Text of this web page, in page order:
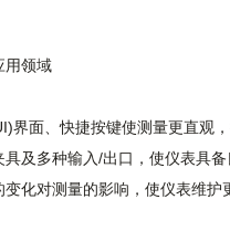
用领域
界面、快捷按键使测量更直观
及多种输入/出口，使仪表具
化对测量的影响，使仪表维护